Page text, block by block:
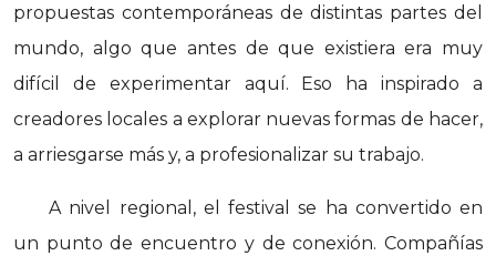
propuestas contemporáneas de distintas partes del
mundo, algo que antes de que existiera era muy
difícil de experimentar aquí. Eso ha inspirado a
creadores locales a explorar nuevas formas de hacer,
a arriesgarse más y, a profesionalizar su trabajo.
A nivel regional, el festival se ha convertido en
un punto de encuentro y de conexión. Compañías